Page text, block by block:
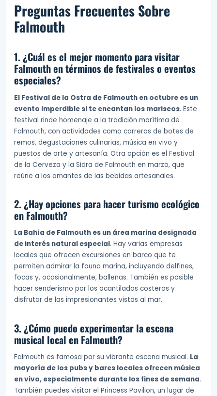
Preguntas Frecuentes Sobre
Falmouth
1. ¿Cuál es el mejor momento para visitar
Falmouth en términos de festivales o eventos
especiales?
El Festival de la Ostra de Falmouth en octubre es un
evento imperdible si te encantan los mariscos. Este
festival rinde homenaje a la tradición marítima de
Falmouth, con actividades como carreras de botes de
remos, degustaciones culinarias, música en vivo y
puestos de arte y artesanía. Otra opción es el Festival
de la Cerveza y la Sidra de Falmouth en marzo, que
reúne a los amantes de las bebidas artesanales.
2. ¿Hay opciones para hacer turismo ecológico
en Falmouth?
La Bahía de Falmouth es un área marina designada
de interés natural especial. Hay varias empresas
locales que ofrecen excursiones en barco que te
permiten admirar la fauna marina, incluyendo delfines,
focas y, ocasionalmente, ballenas. También es posible
hacer senderismo por los acantilados costeros y
disfrutar de las impresionantes vistas al mar.
3. ¿Cómo puedo experimentar la escena
musical local en Falmouth?
Falmouth es famosa por su vibrante escena musical. La
mayoría de los pubs y bares locales ofrecen música
en vivo, especialmente durante los fines de semana.
También puedes visitar el Princess Pavilion, un lugar de